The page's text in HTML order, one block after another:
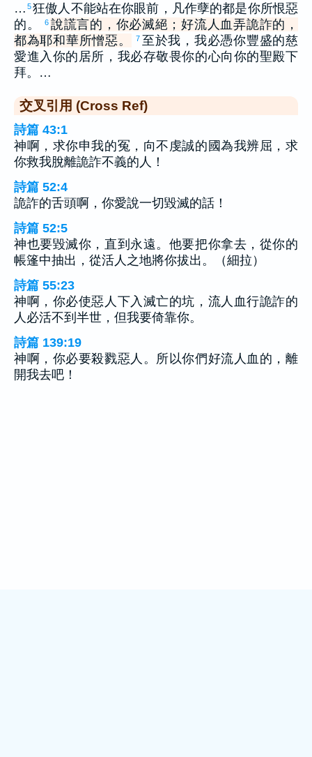
… 5狂傲人不能站在你眼前，凡作孽的都是你所恨惡
的。
6 說謊言的，你必滅絕；好流人血弄詭詐的，
都為耶和華所憎惡。
7 至於我，我必憑你豐盛的慈
愛進入你的居所，我必存敬畏你的心向你的聖殿下
拜。…
交叉引用 (Cross Ref)
詩篇 43:1
神啊，求你申我的冤，向不虔誠的國為我辨屈，求
你救我脫離詭詐不義的人！
詩篇 52:4
詭詐的舌頭啊，你愛說一切毀滅的話！
詩篇 52:5
神也要毀滅你，直到永遠。他要把你拿去，從你的
帳篷中抽出，從活人之地將你拔出。（細拉）
詩篇 55:23
神啊，你必使惡人下入滅亡的坑，流人血行詭詐的
人必活不到半世，但我要倚靠你。
詩篇 139:19
神啊，你必要殺戮惡人。所以你們好流人血的，離
開我去吧！